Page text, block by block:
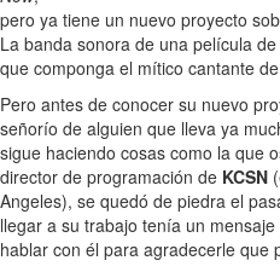
pero ya tiene un nuevo proyecto
La banda sonora de una película
que componga el mítico cantante
Pero antes de conocer su nuevo
señorío de alguien que lleva ya
sigue haciendo cosas como la que
director de programación de KCSN
Angeles), se quedó de piedra el
llegar a su trabajo tenía un
hablar con él para agradecerle que